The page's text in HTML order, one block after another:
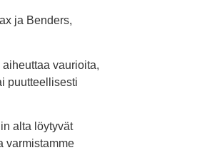
ja Benders,
vaurioita,
puutteellisesti
alta löytyvät
varmistamme